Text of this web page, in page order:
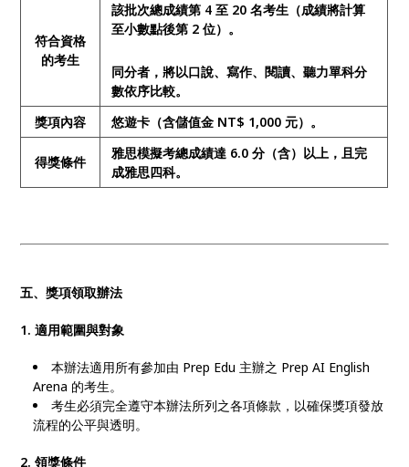
符合資格
的考生
該批次總成績第 4 至 20 名考生（成績將計算
至小數點後第 2 位）。
同分者，將以口說、寫作、閱讀、聽力單科分
數依序比較。
獎項內容
悠遊卡（含儲值金 NT$ 1,000 元）。
得獎條件
雅思模擬考總成績達 6.0 分（含）以上，且完
成雅思四科。
五、獎項領取辦法
1. 適用範圍與對象
本辦法適用所有參加由 Prep Edu 主辦之 Prep AI English
Arena 的考生。
考生必須完全遵守本辦法所列之各項條款，以確保獎項發放
流程的公平與透明。
2. 領獎條件